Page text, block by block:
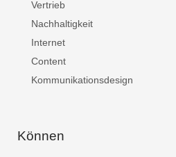
Vertrieb
Nachhaltigkeit
Internet
Content
Kommunikationsdesign
Können